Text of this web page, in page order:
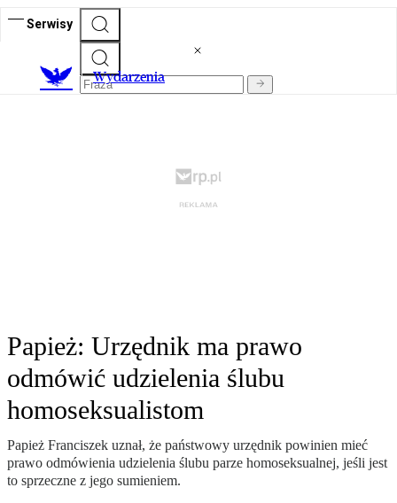
Serwisy
Wydarzenia
Papież: Urzędnik ma prawo
odmówić udzielenia ślubu
homoseksualistom
Papież Franciszek uznał, że państwowy urzędnik powinien mieć
prawo odmówienia udzielenia ślubu parze homoseksualnej, jeśli jest
to sprzeczne z jego sumieniem.